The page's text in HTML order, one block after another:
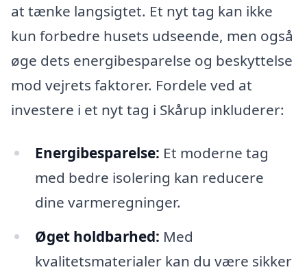
at tænke langsigtet. Et nyt tag kan ikke
kun forbedre husets udseende, men også
øge dets energibesparelse og beskyttelse
mod vejrets faktorer. Fordele ved at
investere i et nyt tag i Skårup inkluderer:
Energibesparelse: Et moderne tag
med bedre isolering kan reducere
dine varmeregninger.
Øget holdbarhed: Med
kvalitetsmaterialer kan du være sikker